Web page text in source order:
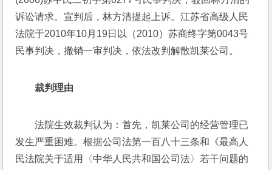
诉讼请求。宣判后，林方清提起上诉。江苏省高级人民
法院于2010年10月19日以（2010）苏商终字第0043号
民事判决，撤销一审判决，依法改判解散凯莱公司。
裁判理由
法院生效裁判认为：首先，凯莱公司的经营管理已
发生严重困难。根据公司法第一百八十三条和《最高人
民法院关于适用〈中华人民共和国公司法〉若干问题的